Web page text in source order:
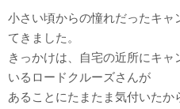
小さい頃からの憧れだったキ
てきました。
きっかけは、自宅の近所にキ
いるロードクルーズさんが
あることにたまたま気付いたか